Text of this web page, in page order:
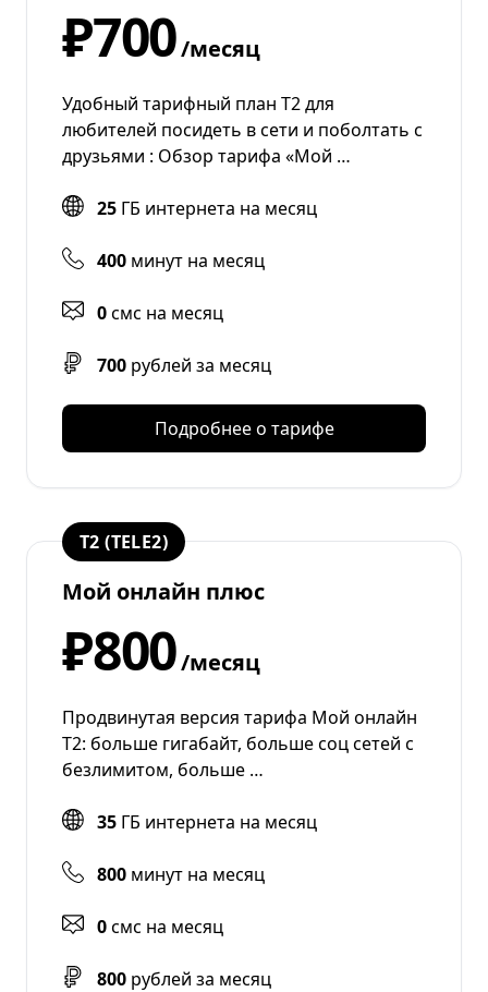
₽700/месяц
Удобный тарифный план Т2 для
любителей посидеть в сети и поболтать с
друзьями : Обзор тарифа «Мой …
25 ГБ интернета на месяц
400 минут на месяц
0смс на месяц
700 рублей за месяц
Подробнее о тарифе
T2 (TELE2)
Мой онлайн плюс
₽800/месяц
Продвинутая версия тарифа Мой онлайн
Т2: больше гигабайт, больше соц сетей с
безлимитом, больше …
35 ГБ интернета на месяц
800 минут на месяц
0смс на месяц
800 рублей за месяц